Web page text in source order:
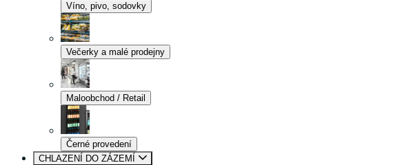
Víno, pivo, sodovky
Večerky a malé prodejny
Maloobchod / Retail
Černé provedení
CHLAZENÍ DO ZÁZEMÍ